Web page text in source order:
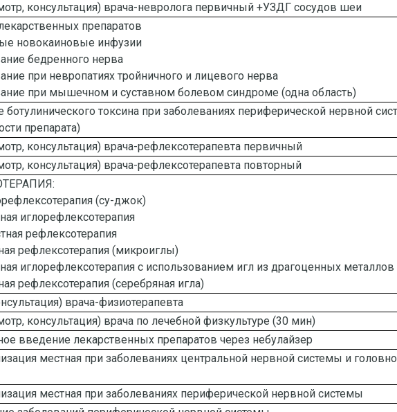
консультация) врача-невролога первичный +УЗДГ сосудов шеи
препаратов
новокаиновые инфузии
бедренного нерва
при невропатиях тройничного и лицевого нерва
при мышечном и суставном болевом синдроме (одна область)
ботулинического токсина при заболеваниях периферической нервной
препарата)
консультация) врача-рефлексотерапевта первичный
консультация) врача-рефлексотерапевта повторный
(су-джок)
иглорефлексотерапия
рефлексотерапия
рефлексотерапия (микроиглы)
иглорефлексотерапия с использованием игл из драгоценных металлов
рефлексотерапия (серебряная игла)
врача-физиотерапевта
консультация) врача по лечебной физкультуре (30 мин)
введение лекарственных препаратов через небулайзер
местная при заболеваниях центральной нервной системы и
местная при заболеваниях периферической нервной системы